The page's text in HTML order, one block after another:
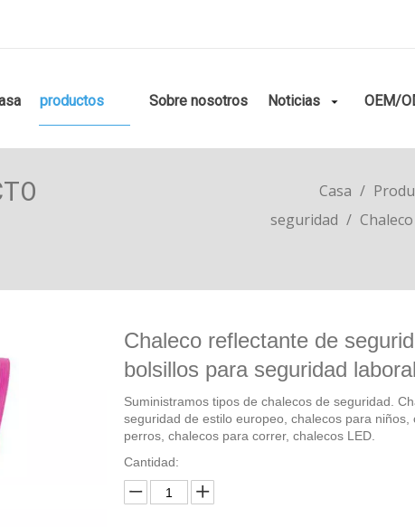
productos Sobre nosotros Noticias OEM/
Casa /
seguridad /
Chaleco reflectante de
bolsillos para seguridad laboral
Suministramos tipos de chalecos de seguridad.
seguridad de estilo europeo, chalecos para niños,
perros, chalecos para correr, chalecos LED.
Cantidad: